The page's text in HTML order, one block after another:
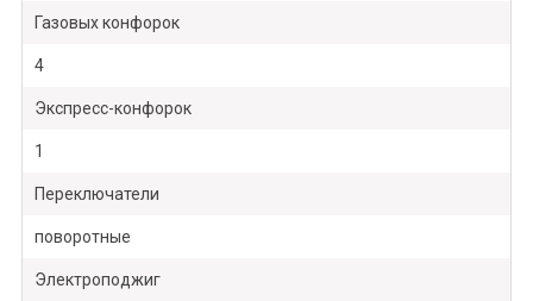
Газовых конфорок
4
Экспресс-конфорок
1
Переключатели
поворотные
Электроподжиг